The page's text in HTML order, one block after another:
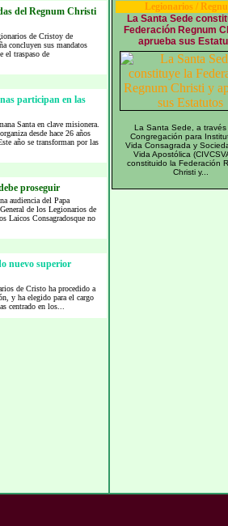
del Regnum Christi
de Cristoy de
concluyen sus mandatos
el traspaso de
participan en las
Santa en clave misionera.
desde hace 26 años
año se transforman por las
proseguir
audiencia del Papa
de los Legionarios de
Laicos Consagradosque no
nuevo superior
de Cristo ha procedido a
y ha elegido para el cargo
centrado en los...
Legionarios /
La Santa Sede
Federación Regnum
aprueba sus
La Santa Sede, a través
Congregación para
Vida Consagrada y
Vida Apostólica
constituido la Federación
Christi y...